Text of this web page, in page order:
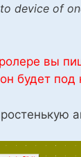
device of
вы
будет